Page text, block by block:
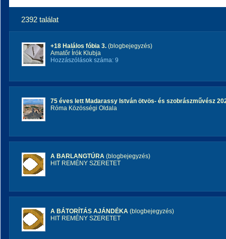
2392 találat
+18 Halálos fóbia 3. (blogbejegyzés)
Amatőr Írók Klubja
Hozzászólások száma: 9
75 éves lett Madarassy István ötvös- és szobrászművész
Róma Közösségi Oldala
A BARLANGTÚRA (blogbejegyzés)
HIT REMÉNY SZERETET
A BÁTORÍTÁS AJÁNDÉKA (blogbejegyzés)
HIT REMÉNY SZERETET